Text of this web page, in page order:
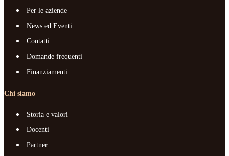
Per le aziende
News ed Eventi
Contatti
Domande frequenti
Finanziamenti
Chi siamo
Storia e valori
Docenti
Partner